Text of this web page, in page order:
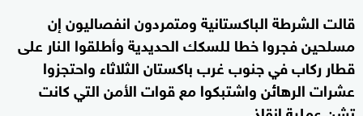
قالت الشرطة الباكستانية ومتمردون انفصاليون إن
مسلحين فجروا خطا للسكك الحديدية وأطلقوا النار على
قطار ركاب في جنوب غرب باكستان الثلاثاء واحتجزوا
عشرات الرهائن واشتبكوا مع قوات الأمن التي كانت